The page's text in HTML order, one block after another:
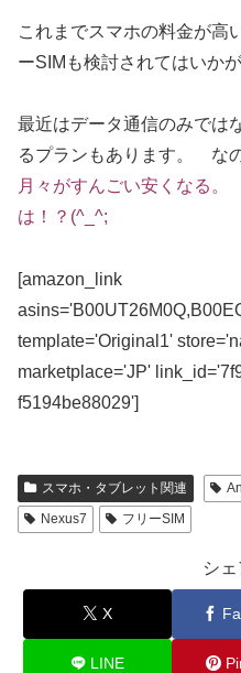
これまでスマホの料金が高
ーSIMも検討されてはいか
最近はデータ通信のみでは
るプランもあります。 なの
月々がすんごい安くなる
は！？(^_^;
[amazon_link
template='Original1'
marketplace='JP'
f5194be88029']
スマホ・タブレット関連
Nexus7
フリーSIM
シ
X
LINE